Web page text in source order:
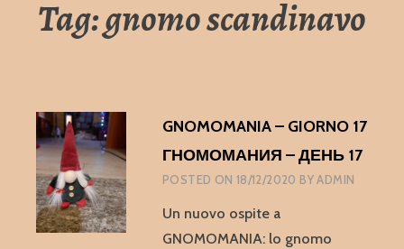
Tag:gnomo scandinavo
GNOMOMANIA – GIORNO 17
ГНОМОМАНИЯ – ДЕНЬ 17
POSTED ON 18/12/2020 BYADMIN
Un nuovo ospite a
GNOMOMANIA: lo gnomo